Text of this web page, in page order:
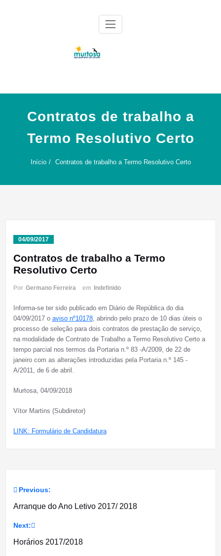
Contratos de trabalho a
Termo Resolutivo Certo
Início Contratos de trabalho a Termo Resolutivo Certo
04/09/2017
Contratos de trabalho a Termo
Resolutivo Certo
Por Germano Ferreira em Indefinido
Informa-se ter sido publicado em Diário de República do dia
04/09/2017 o aviso nº10178, abrindo pelo prazo de 10 dias úteis o
processo de seleção para dois contratos de prestação de serviço,
na modalidade de Contrato de Trabalho a Termo Resolutivo Certo a
tempo parcial nos termos da Portaria n.º 83 -A/2009, de 22 de
janeiro com as alterações introduzidas pela Portaria n.º 145 -
A/2011, de 6 de abril.
Murtosa, 04/09/2018
Vítor Martins (Subdiretor)
LINK: Formulário de Candidatura
Navegação
artigos
Previous:
Arranque do Ano Letivo 2017/ 2018
Next:
Horários 2017/2018